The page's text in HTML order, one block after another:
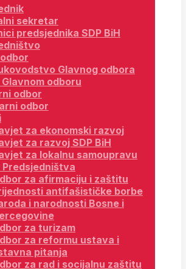
sekretar
predsjednika SDP BiH
Glavnog odbora
Glavnom odboru
odbor
odbor
za ekonomski razvoj
za razvoj SDP BiH
za lokalnu samoupravu
Predsjedništva
za afirmaciju i zaštitu
antifašističke borbe
i narodnosti Bosne i
za turizam
za reformu ustava i
pitanja
za rad i socijalnu zaštitu